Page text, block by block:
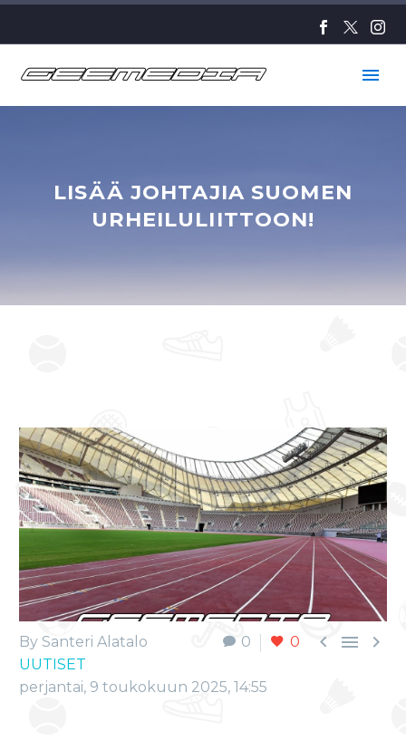
LISÄÄ JOHTAJIA SUOMEN
URHEILULIITTOON!
0 0   
By Santeri Alatalo
UUTISET
perjantai, 9 toukokuun 2025, 14:55